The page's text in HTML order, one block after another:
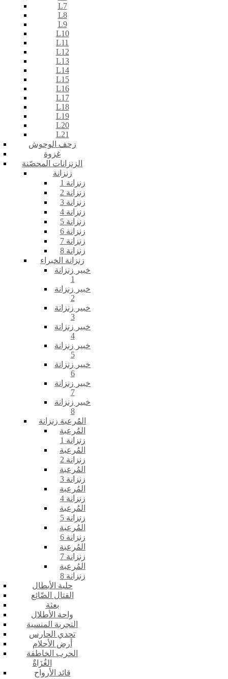
L7
L8
L9
L10
L11
L12
L13
L14
L15
L16
L17
L18
L19
L20
L21
زحف الوحوش
غزوة
الزنزانات المحصّنة
زنزانة
زنزانة 1
زنزانة 2
زنزانة 3
زنزانة 4
زنزانة 5
زنزانة 6
زنزانة 7
زنزانة 8
زنزانة الخبراء
خبير زنزانة
1
خبير زنزانة
2
خبير زنزانة
3
خبير زنزانة
4
خبير زنزانة
5
خبير زنزانة
6
خبير زنزانة
7
خبير زنزانة
8
المُرعبة زنزانة
المُرعبة
زنزانة 1
المُرعبة
زنزانة 2
المُرعبة
زنزانة 3
المُرعبة
زنزانة 4
المُرعبة
زنزانة 5
المُرعبة
زنزانة 6
المُرعبة
زنزانة 7
المُرعبة
زنزانة 8
حلبة الأبطال
القتال الضّائع
بعثة
واحة الأطلال
التجربة المنسية
تحدي الحارس
أرض الأحلام
الحرب الخاطفة
الغُزَاةٌ
قائد الأرواح